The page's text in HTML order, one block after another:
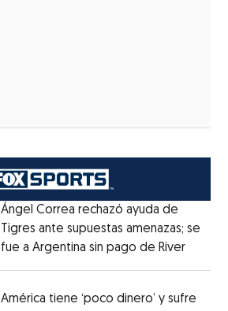
Ángel Correa rechazó ayuda de
Tigres ante supuestas amenazas; se
fue a Argentina sin pago de RiverOpens
América tiene ‘poco dinero’ y sufre